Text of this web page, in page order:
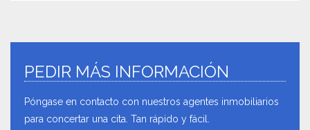
PEDIR MÁS INFORMACIÓN
Póngase en contacto con nuestros agentes inmobiliarios
para concertar una cita. Tan rápido y fácil.